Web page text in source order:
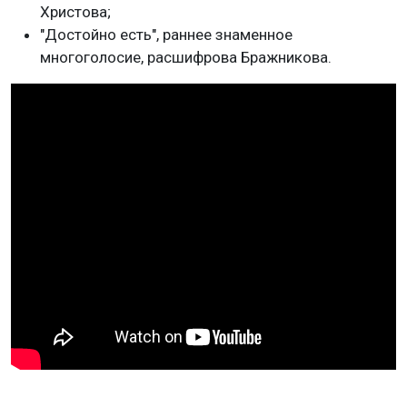
Христова;
"Достойно есть", раннее знаменное
многоголосие, расшифрова Бражникова.